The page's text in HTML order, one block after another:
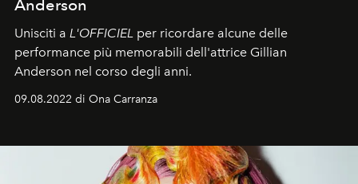
Anderson
Unisciti a L'OFFICIEL per ricordare alcune delle
performance più memorabili dell'attrice Gillian
Anderson nel corso degli anni.
09.08.2022 di Ona Carranza